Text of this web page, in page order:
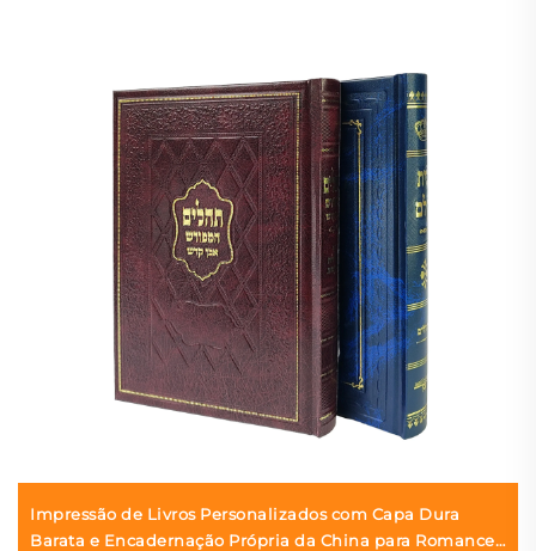
Impressão de Livros Personalizados com Capa Dura
Barata e Encadernação Própria da China para Romances